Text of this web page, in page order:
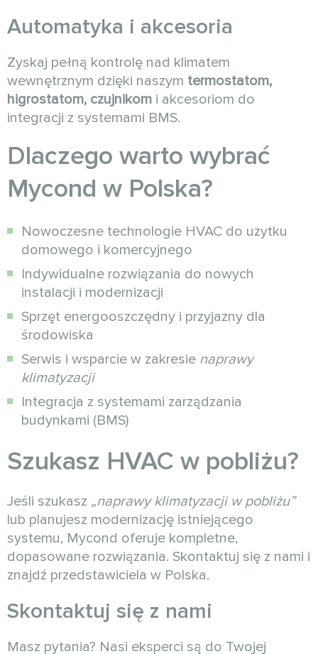
Automatyka i akcesoria
Zyskaj pełną kontrolę nad klimatem
wewnętrznym dzięki naszym termostatom,
higrostatom, czujnikom i akcesoriom do
integracji z systemami BMS.
Dlaczego warto wybrać
Mycond w Polska?
Nowoczesne technologie HVAC do użytku
domowego i komercyjnego
Indywidualne rozwiązania do nowych
instalacji i modernizacji
Sprzęt energooszczędny i przyjazny dla
środowiska
Serwis i wsparcie w zakresie naprawy
klimatyzacji
Integracja z systemami zarządzania
budynkami (BMS)
Szukasz HVAC w pobliżu?
Jeśli szukasz „naprawy klimatyzacji w pobliżu”
lub planujesz modernizację istniejącego
systemu, Mycond oferuje kompletne,
dopasowane rozwiązania. Skontaktuj się z nami i
znajdź przedstawiciela w Polska.
Skontaktuj się z nami
Masz pytania? Nasi eksperci są do Twojej